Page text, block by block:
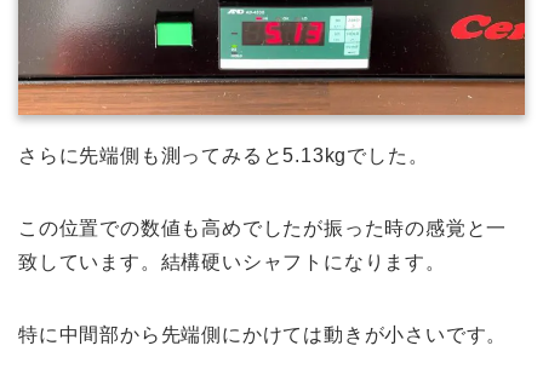
さらに先端側も測ってみると5.13kgでした。
この位置での数値も高めでしたが振った時の感覚と一
致しています。結構硬いシャフトになります。
特に中間部から先端側にかけては動きが小さいです。